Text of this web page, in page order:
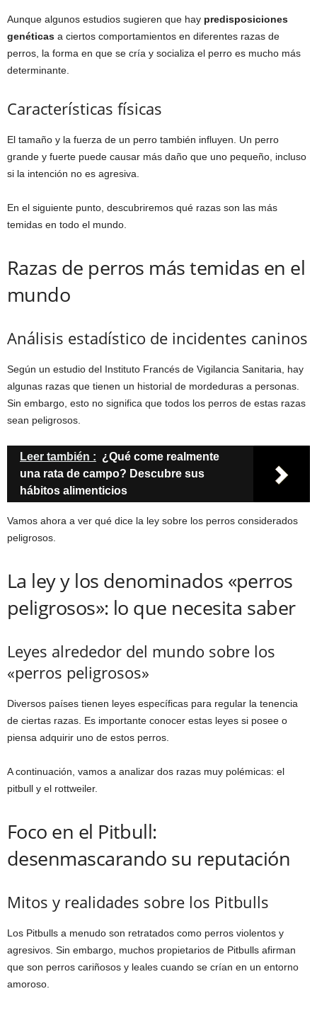
Aunque algunos estudios sugieren que hay predisposiciones
genéticas a ciertos comportamientos en diferentes razas de
perros, la forma en que se cría y socializa el perro es mucho más
determinante.
Características físicas
El tamaño y la fuerza de un perro también influyen. Un perro
grande y fuerte puede causar más daño que uno pequeño, incluso
si la intención no es agresiva.
En el siguiente punto, descubriremos qué razas son las más
temidas en todo el mundo.
Razas de perros más temidas en el
mundo
Análisis estadístico de incidentes caninos
Según un estudio del Instituto Francés de Vigilancia Sanitaria, hay
algunas razas que tienen un historial de mordeduras a personas.
Sin embargo, esto no significa que todos los perros de estas razas
sean peligrosos.
Leer también : ¿Qué come realmente
una rata de campo? Descubre sus
hábitos alimenticios
Vamos ahora a ver qué dice la ley sobre los perros considerados
peligrosos.
La ley y los denominados «perros
peligrosos»: lo que necesita saber
Leyes alrededor del mundo sobre los
«perros peligrosos»
Diversos países tienen leyes específicas para regular la tenencia
de ciertas razas. Es importante conocer estas leyes si posee o
piensa adquirir uno de estos perros.
A continuación, vamos a analizar dos razas muy polémicas: el
pitbull y el rottweiler.
Foco en el Pitbull:
desenmascarando su reputación
Mitos y realidades sobre los Pitbulls
Los Pitbulls a menudo son retratados como perros violentos y
agresivos. Sin embargo, muchos propietarios de Pitbulls afirman
que son perros cariñosos y leales cuando se crían en un entorno
amoroso.